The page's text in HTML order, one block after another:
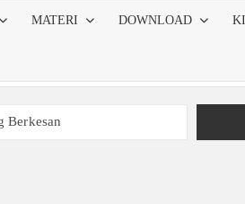
MATERI DOWNLOAD
Berkesan
Tim, dan Pendidikan